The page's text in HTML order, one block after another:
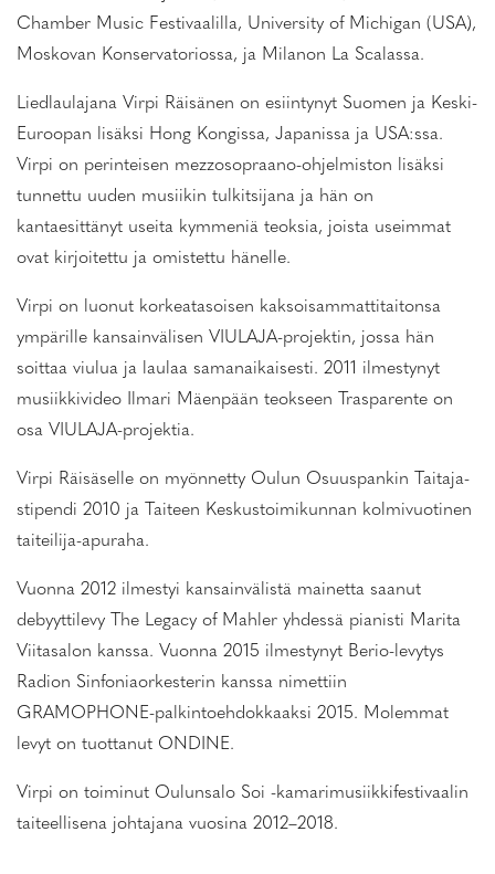
Chamber Music Festivaalilla, University of Michigan (USA),
Moskovan Konservatoriossa, ja Milanon La Scalassa.
Liedlaulajana Virpi Räisänen on esiintynyt Suomen ja Keski-
Euroopan lisäksi Hong Kongissa, Japanissa ja USA:ssa.
Virpi on perinteisen mezzosopraano-ohjelmiston lisäksi
tunnettu uuden musiikin tulkitsijana ja hän on
kantaesittänyt useita kymmeniä teoksia, joista useimmat
ovat kirjoitettu ja omistettu hänelle.
Virpi on luonut korkeatasoisen kaksoisammattitaitonsa
ympärille kansainvälisen VIULAJA-projektin, jossa hän
soittaa viulua ja laulaa samanaikaisesti. 2011 ilmestynyt
musiikkivideo Ilmari Mäenpään teokseen Trasparente on
osa VIULAJA-projektia.
Virpi Räisäselle on myönnetty Oulun Osuuspankin Taitaja-
stipendi 2010 ja Taiteen Keskustoimikunnan kolmivuotinen
taiteilija-apuraha.
Vuonna 2012 ilmestyi kansainvälistä mainetta saanut
debyyttilevy The Legacy of Mahler yhdessä pianisti Marita
Viitasalon kanssa. Vuonna 2015 ilmestynyt Berio-levytys
Radion Sinfoniaorkesterin kanssa nimettiin
GRAMOPHONE-palkintoehdokkaaksi 2015. Molemmat
levyt on tuottanut ONDINE.
Virpi on toiminut Oulunsalo Soi -kamarimusiikkifestivaalin
taiteellisena johtajana vuosina 2012–2018.